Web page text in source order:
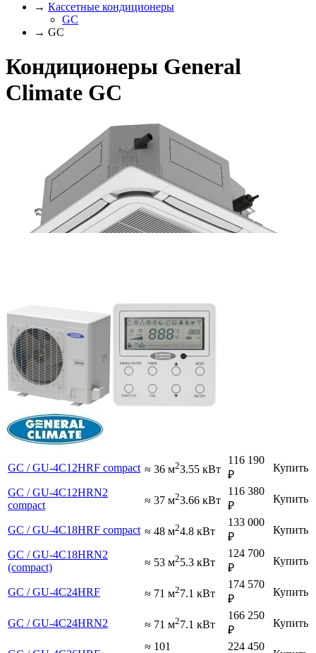
→ Кассетные кондиционеры
GC
→ GC
Кондиционеры General
Climate GC
GC / GU-4C12HRF compact ≈ 36 м23.55 кВт
116 190
₽
Купить
GC / GU-4C12HRN2
compact
≈ 37 м23.66 кВт
116 380
₽
Купить
GC / GU-4C18HRF compact ≈ 48 м24.8 кВт
133 000
₽
Купить
GC / GU-4C18HRN2
(compact)
≈ 53 м25.3 кВт
124 700
₽
Купить
GC / GU-4C24HRF ≈ 71 м27.1 кВт
174 570
₽
Купить
GC / GU-4C24HRN2 ≈ 71 м27.1 кВт
166 250
₽
Купить
≈ 101
224 450